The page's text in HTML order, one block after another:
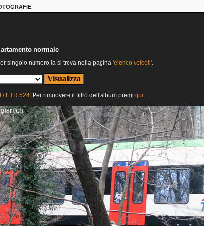
normale
singolo numero la si trova nella pagina 'elenco veicoli'.
/ ETR 524. Per rimuovere il filtro dell'album premi qui.